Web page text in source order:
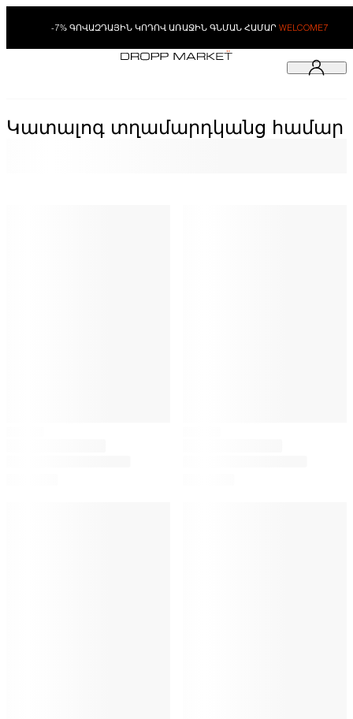
-7% ԳՈՎԱԶԴԱՅԻՆ ԿՈԴՈՎ ԱՌԱՋԻՆ ԳՆՄԱՆ ՀԱՄԱՐ WELCOME7
Կատալոգ տղամարդկանց համար